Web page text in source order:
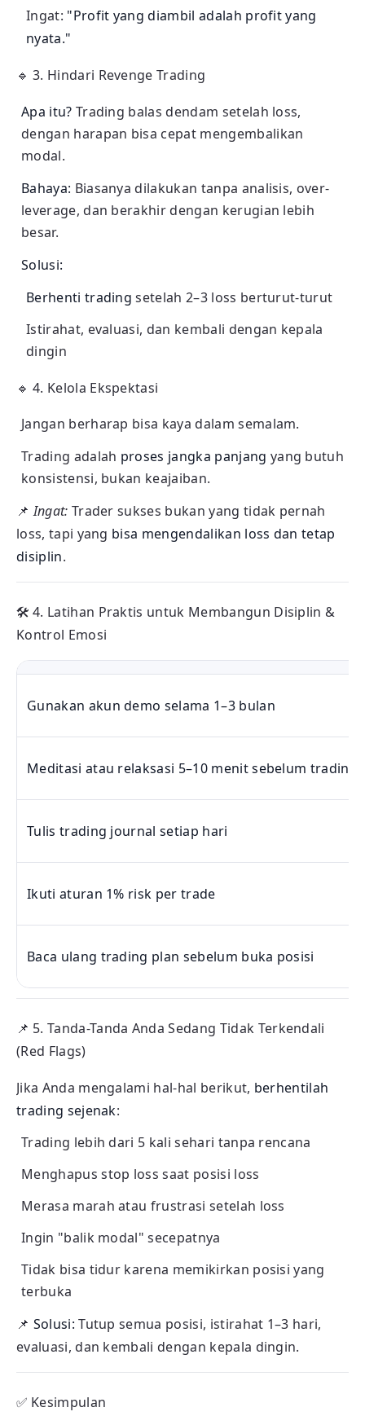
Ingat: "Profit yang diambil adalah profit yang
nyata."
🔹 3. Hindari Revenge Trading
Apa itu? Trading balas dendam setelah loss,
dengan harapan bisa cepat mengembalikan
modal.
Bahaya: Biasanya dilakukan tanpa analisis, over-
leverage, dan berakhir dengan kerugian lebih
besar.
Solusi:
Berhenti trading setelah 2–3 loss berturut-turut
Istirahat, evaluasi, dan kembali dengan kepala
dingin
🔹 4. Kelola Ekspektasi
Jangan berharap bisa kaya dalam semalam.
Trading adalah proses jangka panjang yang butuh
konsistensi, bukan keajaiban.
📌Ingat: Trader sukses bukan yang tidak pernah
loss, tapi yang bisa mengendalikan loss dan tetap
disiplin.
🛠️ 4. Latihan Praktis untuk Membangun Disiplin &
Kontrol Emosi
Gunakan akun demo selama 1–3 bulan
Meditasi atau relaksasi 5–10 menit sebelum trading
Tulis trading journal setiap hari
Ikuti aturan 1% risk per trade
Baca ulang trading plan sebelum buka posisi
📌 5. Tanda-Tanda Anda Sedang Tidak Terkendali
(Red Flags)
Jika Anda mengalami hal-hal berikut, berhentilah
trading sejenak:
Trading lebih dari 5 kali sehari tanpa rencana
Menghapus stop loss saat posisi loss
Merasa marah atau frustrasi setelah loss
Ingin "balik modal" secepatnya
Tidak bisa tidur karena memikirkan posisi yang
terbuka
📌 Solusi: Tutup semua posisi, istirahat 1–3 hari,
evaluasi, dan kembali dengan kepala dingin.
✅ Kesimpulan